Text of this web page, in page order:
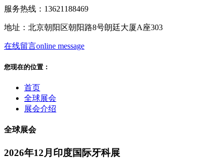
服务热线：13621188469
地址：北京朝阳区朝阳路8号朗廷大厦A座303
在线留言online message
您现在的位置：
首页
全球展会
展会介绍
全球展会
2026年12月印度国际牙科展